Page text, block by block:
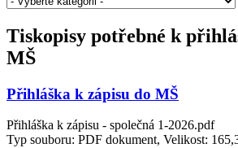
Tiskopisy potřebné k
MŠ
Přihláška k zápisu do MŠ
Přihláška k zápisu - společná 1-2026.pdf
Typ souboru: PDF dokument, Velikost: